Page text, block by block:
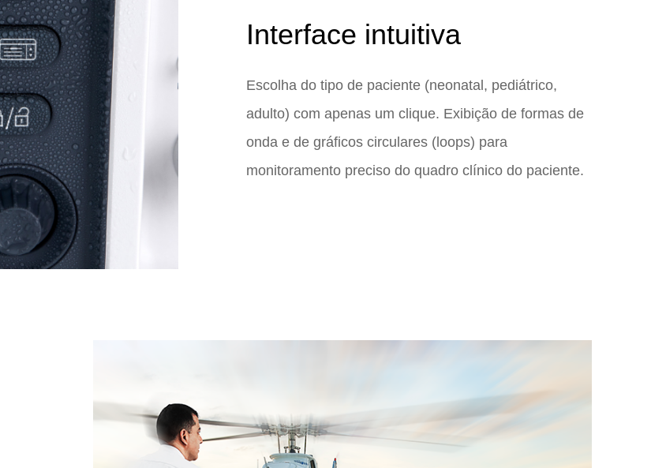
Interface intuitiva
Escolha do tipo de paciente (neonatal, pediátrico,
adulto) com apenas um clique. Exibição de formas de
onda e de gráficos circulares (loops) para
monitoramento preciso do quadro clínico do paciente.